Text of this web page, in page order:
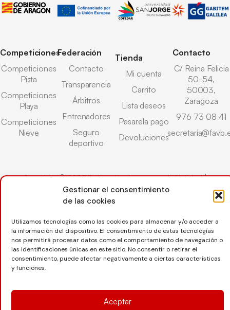
Gestionar el consentimiento
de las cookies
Utilizamos tecnologías como las cookies para almacenar y/o acceder a
la información del dispositivo. El consentimiento de estas tecnologías
nos permitirá procesar datos como el comportamiento de navegación o
las identificaciones únicas en este sitio. No consentir o retirar el
consentimiento, puede afectar negativamente a ciertas características
y funciones.
Aceptar
Competiciones
Competiciones
Pista
Competiciones
Playa
Competiciones
Nieve
Federación
Contacto
Transparencia
Árbitros
Entrenadores
Seguro
deportivo
Tienda
Mi cuenta
Carrito
Lista deseos
Pasarela pago
Devoluciones
Contacto
C/ Reina Felicia
50-54,
50003,
Zaragoza
976 73 08 41
Copyright © 2025 Federación Aragonesa de Voleibol |
Desarrollado porTOOOLS
Aviso LegalPolítica de CookiesPolítica de Privacidad
Protección de datosDeclaración de Accesibilidad